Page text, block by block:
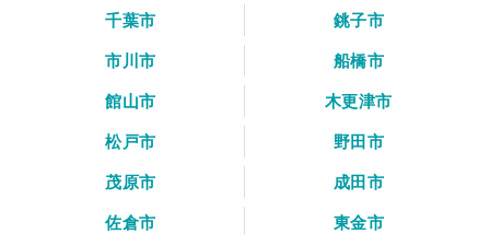
千葉市
銚子市
市川市
船橋市
館山市
木更津市
松戸市
野田市
茂原市
成田市
佐倉市
東金市